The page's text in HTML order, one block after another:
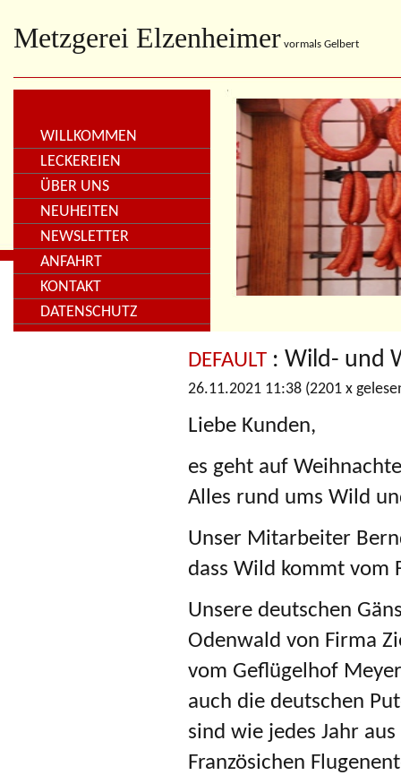
Metzgerei Elzenheimer vormals Gelbert
WILLKOMMEN
LECKEREIEN
ÜBER UNS
NEUHEITEN
NEWSLETTER
ANFAHRT
KONTAKT
DATENSCHUTZ
DEFAULT : Wild- und
26.11.2021 11:38 (2201 x
Liebe Kunden,
es geht auf
Alles rund ums Wild
Unser Mitarbeiter
dass Wild kommt vom
Unsere deutschen
Odenwald von Firma
vom Geflügelhof
auch die deutschen
sind wie jedes Jahr
Französichen